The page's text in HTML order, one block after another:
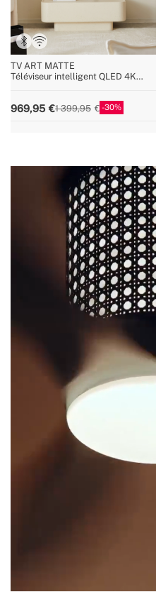
TV ART MATTE
Téléviseur intelligent QLED 4K
969,95 1 399,95 30